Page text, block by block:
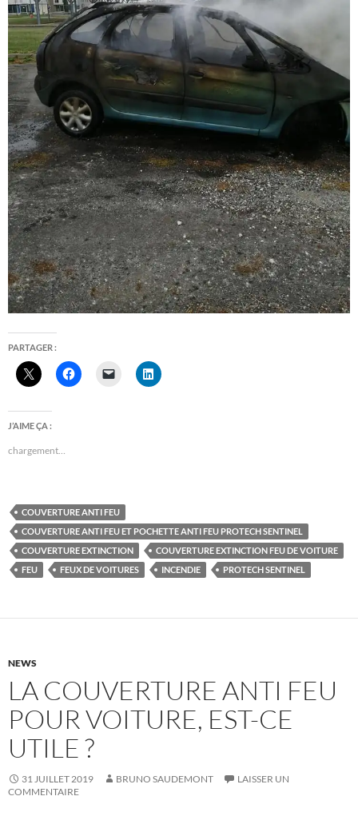
PARTAGER :
J’AIME ÇA :
chargement…
COUVERTURE ANTI FEU
COUVERTURE ANTI FEU ET POCHETTE ANTI FEU PROTECH SENTINEL
COUVERTURE EXTINCTION
COUVERTURE EXTINCTION FEU DE VOITURE
FEU
FEUX DE VOITURES INCENDIE PROTECH SENTINEL
NEWS
LA COUVERTURE ANTI FEU
POUR VOITURE, EST-CE
UTILE ?
31 JUILLET 2019 BRUNO SAUDEMONT
LAISSER UN
COMMENTAIRE